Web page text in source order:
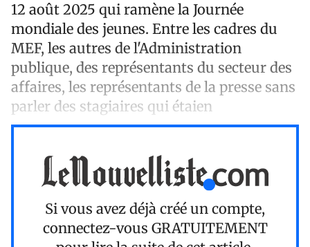
12 août 2025 qui ramène la Journée
mondiale des jeunes. Entre les cadres du
MEF, les autres de l'Administration
publique, des représentants du secteur des
affaires, les représentants de la presse sans
parler des stagiaires qui étaien
Si vous avez déjà créé un compte,
connectez-vous GRATUITEMENT